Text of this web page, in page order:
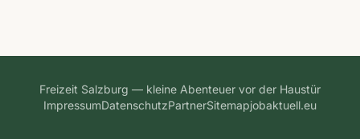
Freizeit Salzburg — kleine Abenteuer vor der Haustür
ImpressumDatenschutzPartnerSitemapjobaktuell.eu